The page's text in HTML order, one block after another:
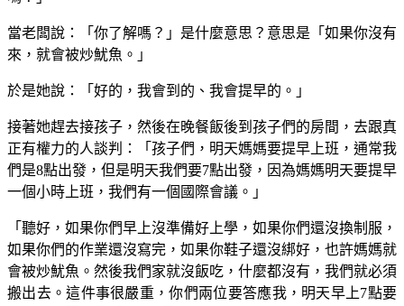
當老闆說：「你了解嗎？」是什麼意思？意思是「如果你沒有
來，就會被炒魷魚。」
於是她說：「好的，我會到的、我會提早的。」
接著她趕去接孩子，然後在晚餐飯後到孩子們的房間，去跟真
正有權力的人談判：「孩子們，明天媽媽要提早上班，通常我
們是8點出發，但是明天我們要7點出發，因為媽媽明天要提早
一個小時上班，我們有一個國際會議。」
「聽好，如果你們早上沒準備好上學，如果你們還沒換制服，
如果你們的作業還沒寫完，如果你鞋子還沒綁好，也許媽媽就
會被炒魷魚。然後我們家就沒飯吃，什麼都沒有，我們就必須
搬出去。這件事很嚴重，你們兩位要答應我，明天早上7點要